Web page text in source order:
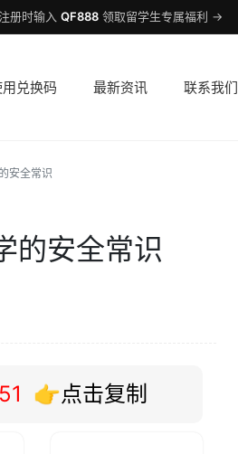
册时输入 QF888领取留学生专属福利 →
兑换码 最新资讯 联系我们
安全常识
的安全常识
👉点击复制